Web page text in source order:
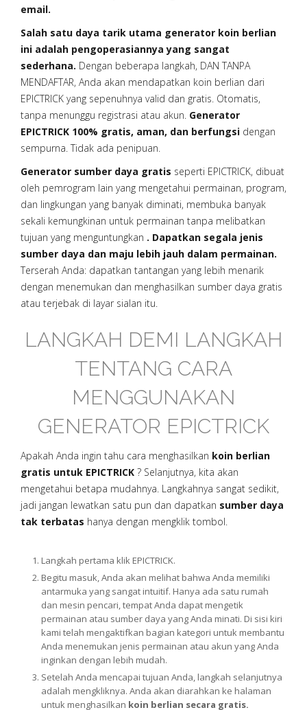
email.
Salah satu daya tarik utama generator koin berlian
ini adalah pengoperasiannya yang sangat
sederhana. Dengan beberapa langkah, DAN TANPA
MENDAFTAR, Anda akan mendapatkan koin berlian dari
EPICTRICK yang sepenuhnya valid dan gratis. Otomatis,
tanpa menunggu registrasi atau akun. Generator
EPICTRICK 100% gratis, aman, dan berfungsi dengan
sempurna. Tidak ada penipuan.
Generator sumber daya gratis seperti EPICTRICK, dibuat
oleh pemrogram lain yang mengetahui permainan, program,
dan lingkungan yang banyak diminati, membuka banyak
sekali kemungkinan untuk permainan tanpa melibatkan
tujuan yang menguntungkan . Dapatkan segala jenis
sumber daya dan maju lebih jauh dalam permainan.
Terserah Anda: dapatkan tantangan yang lebih menarik
dengan menemukan dan menghasilkan sumber daya gratis
atau terjebak di layar sialan itu.
LANGKAH DEMI LANGKAH
TENTANG CARA
MENGGUNAKAN
GENERATOR EPICTRICK
Apakah Anda ingin tahu cara menghasilkan koin berlian
gratis untuk EPICTRICK ? Selanjutnya, kita akan
mengetahui betapa mudahnya. Langkahnya sangat sedikit,
jadi jangan lewatkan satu pun dan dapatkan sumber daya
tak terbatas hanya dengan mengklik tombol.
Langkah pertama klik EPICTRICK.
Begitu masuk, Anda akan melihat bahwa Anda memiliki
antarmuka yang sangat intuitif. Hanya ada satu rumah
dan mesin pencari, tempat Anda dapat mengetik
permainan atau sumber daya yang Anda minati. Di sisi kiri
kami telah mengaktifkan bagian kategori untuk membantu
Anda menemukan jenis permainan atau akun yang Anda
inginkan dengan lebih mudah.
Setelah Anda mencapai tujuan Anda, langkah selanjutnya
adalah mengkliknya. Anda akan diarahkan ke halaman
untuk menghasilkan koin berlian secara gratis.